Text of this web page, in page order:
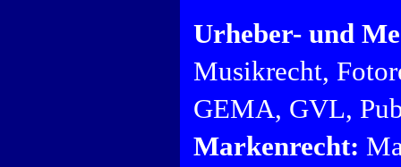
Urheber- und
Musikrecht,
GEMA, GVL,
Markenrecht: